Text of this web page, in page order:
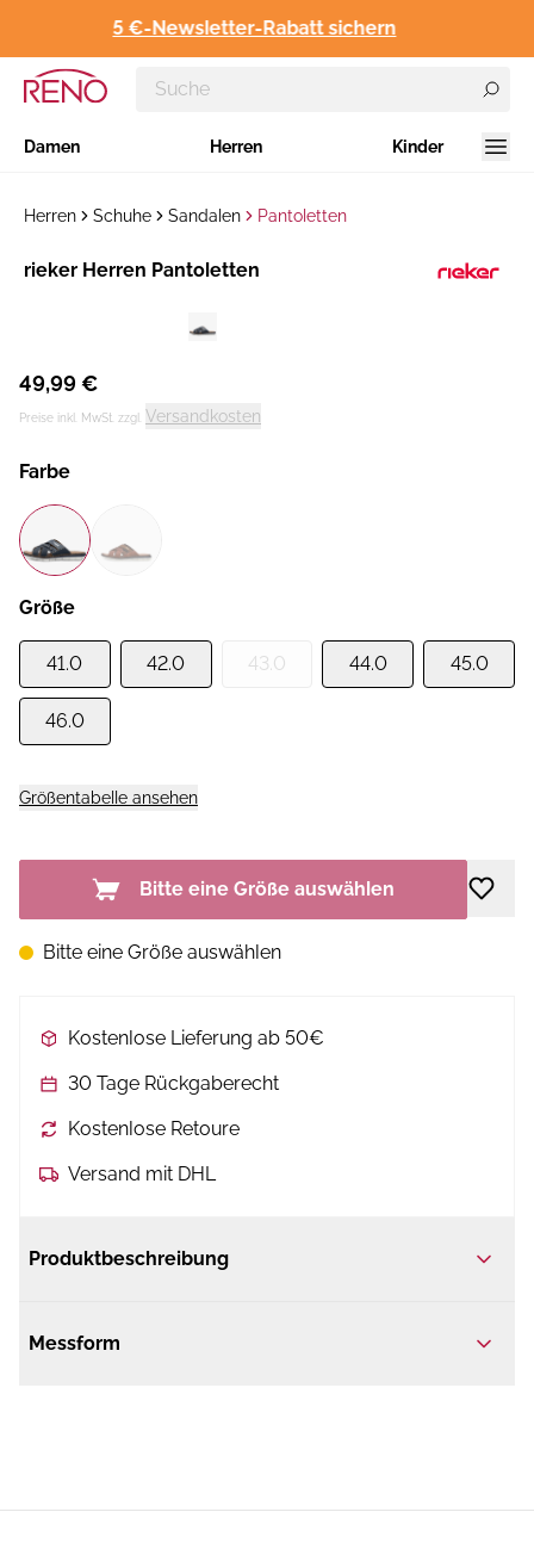
5 €-Newsletter-Rabatt sichern
Damen Herren Kinder
Herren Schuhe Sandalen Pantoletten
Hersteller:
rieker Herren Pantoletten
49,99 €
Preise inkl. MwSt. zzgl. Versandkosten
Farbe
Größe
41.0 42.0 43.0 44.0 45.0
46.0
Größentabelle ansehen
Bitte eine Größe auswählen
Bitte eine Größe auswählen
Kostenlose Lieferung ab 50€
30 Tage Rückgaberecht
Kostenlose Retoure
Versand mit DHL
Produktbeschreibung
Messform